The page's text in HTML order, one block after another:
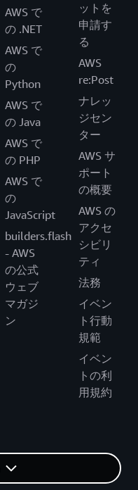
AWS で
の .NET
AWS で
の
Python
AWS で
の Java
AWS で
の PHP
AWS で
の
JavaScript
builders.flash
- AWS
の公式
ウェブ
マガジ
ン
ットを
申請す
る
AWS
re:Post
ナレッ
ジセン
ター
AWS サ
ポート
の概要
AWS の
アクセ
シビリ
ティ
法務
イベン
ト行動
規範
イベン
トの利
用規約